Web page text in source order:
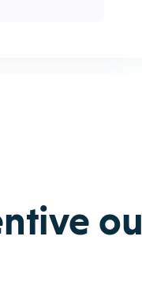
ou